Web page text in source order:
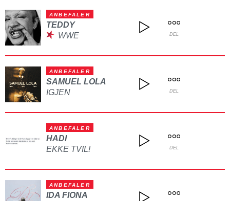
ANBEFALER
TEDDY
WWE
DEL
ANBEFALER
SAMUEL LOLA
IGJEN
DEL
ANBEFALER
HADI
EKKE TVIL!
DEL
ANBEFALER
IDA FIONA